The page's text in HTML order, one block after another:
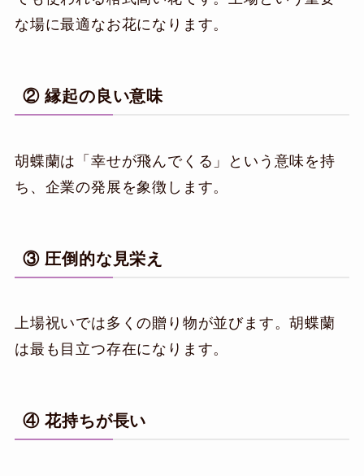
な場に最適なお花になります。
② 縁起の良い意味
胡蝶蘭は「幸せが飛んでくる」という意味を持
ち、企業の発展を象徴します。
③ 圧倒的な見栄え
上場祝いでは多くの贈り物が並びます。胡蝶蘭
は最も目立つ存在になります。
④ 花持ちが長い